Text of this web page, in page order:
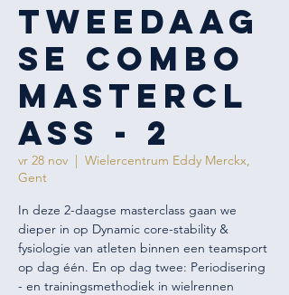
TWEEDAAG
SE COMBO
MASTERCL
ASS - 2
vr 28 nov
  |
Wielercentrum Eddy Merckx,
Gent
In deze 2-daagse masterclass gaan we
dieper in op Dynamic core-stability &
fysiologie van atleten binnen een teamsport
op dag één. En op dag twee: Periodisering
- en trainingsmethodiek in wielrennen